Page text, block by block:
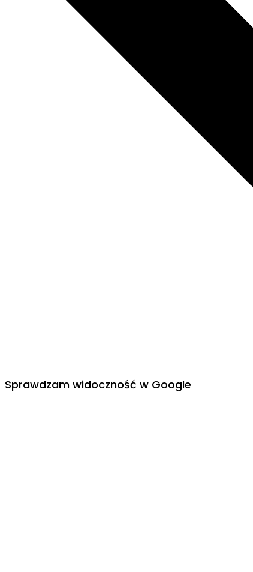
Sprawdzam widoczność w Google